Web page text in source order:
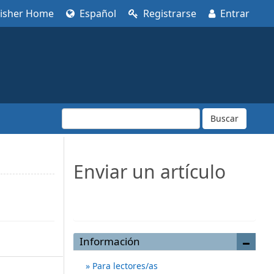
Home Español Registrarse Entrar
Buscar
Enviar un artículo
Información
Para lectores/as